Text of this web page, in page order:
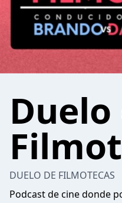
Duelo
DUELO DE FILMOTECAS
Podcast de cine donde